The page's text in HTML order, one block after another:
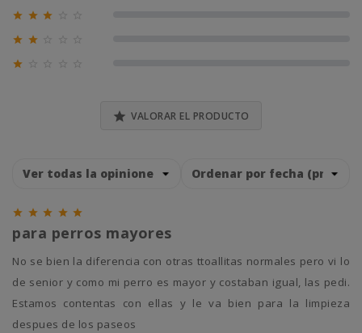
  
 

 VALORAR EL PRODUCTO
    
para perros mayores
No se bien la diferencia con otras ttoallitas normales pero vi lo
de senior y como mi perro es mayor y costaban igual, las pedi.
Estamos contentas con ellas y le va bien para la limpieza
despues de los paseos